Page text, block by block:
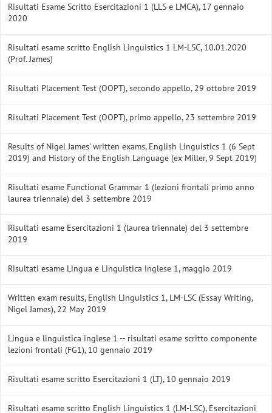
Risultati Esame Scritto Esercitazioni 1 (LLS e LMCA), 17 gennaio
2020
Risultati esame scritto English Linguistics 1 LM-LSC, 10.01.2020
(Prof. James)
Risultati Placement Test (OOPT), secondo appello, 29 ottobre 2019
Risultati Placement Test (OOPT), primo appello, 23 settembre 2019
Results of Nigel James' written exams, English Linguistics 1 (6 Sept
2019) and History of the English Language (ex Miller, 9 Sept 2019)
Risultati esame Functional Grammar 1 (lezioni frontali primo anno
laurea triennale) del 3 settembre 2019
Risultati esame Esercitazioni 1 (laurea triennale) del 3 settembre
2019
Risultati esame Lingua e Linguistica inglese 1, maggio 2019
Written exam results, English Linguistics 1, LM-LSC (Essay Writing,
Nigel James), 22 May 2019
Lingua e linguistica inglese 1 -- risultati esame scritto componente
lezioni frontali (FG1), 10 gennaio 2019
Risultati esame scritto Esercitazioni 1 (LT), 10 gennaio 2019
Risultati esame scritto English Linguistics 1 (LM-LSC), Esercitazioni